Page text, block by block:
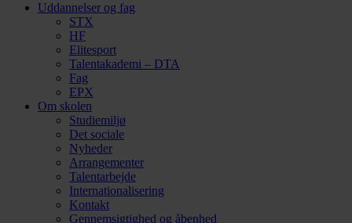
Uddannelser og fag
STX
HF
Elitesport
Talentakademi – DTA
Fag
EPX
Om skolen
Studiemiljø
Det sociale
Nyheder
Arrangementer
Talentarbejde
Internationalisering
Kontakt
Gennemsigtighed og åbenhed